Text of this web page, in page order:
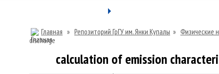
Главная » Репозиторий ГрГУ им. Янки Купалы » Физические
discharge
calculation of emission